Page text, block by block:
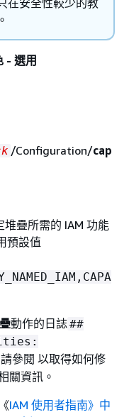
在安全性較少的教
- 選用
/Configuration/cap
疊所需的 IAM 功能
預設值
動作的日誌##
參閱 以取得如何修
關資訊。
IAM 使用者指南》中